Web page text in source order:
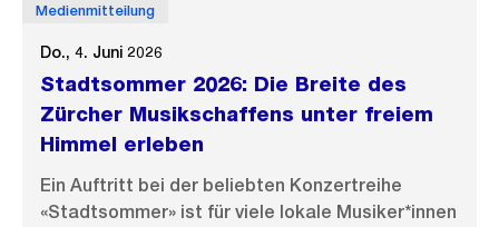
Medienmitteilung
Do., 4. Juni 2026
Stadtsommer 2026: Die Breite des
Zürcher Musikschaffens unter freiem
Himmel erleben
Ein Auftritt bei der beliebten Konzertreihe
«Stadtsommer» ist für viele lokale Musiker*innen